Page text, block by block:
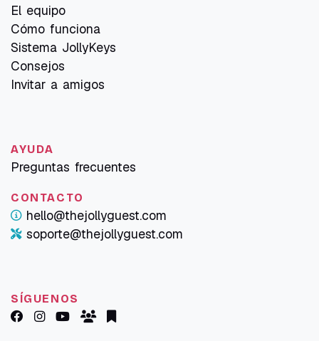
El equipo
Cómo funciona
Sistema JollyKeys
Consejos
Invitar a amigos
AYUDA
Preguntas frecuentes
CONTACTO
hello@thejollyguest.com
soporte@thejollyguest.com
SÍGUENOS